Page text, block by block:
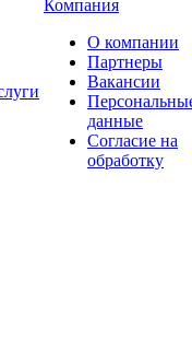
Компания
О компании
Партнеры
Вакансии
данные
Согласие на
обработку